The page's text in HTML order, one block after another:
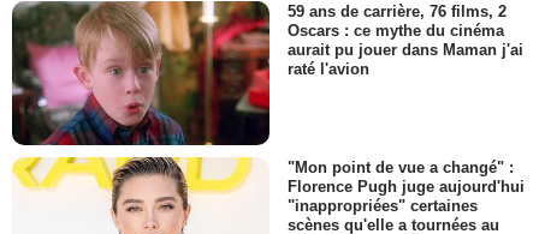
59 ans de carrière, 76 films, 2
Oscars : ce mythe du cinéma
aurait pu jouer dans Maman j'ai
raté l'avion
"Mon point de vue a changé" :
Florence Pugh juge aujourd'hui
"inappropriées" certaines
scènes qu'elle a tournées au